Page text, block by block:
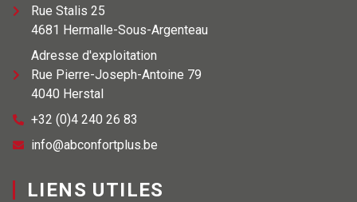
Rue Stalis 25
4681 Hermalle-Sous-Argenteau
Adresse d'exploitation
Rue Pierre-Joseph-Antoine 79
4040 Herstal
+32 (0)4 240 26 83
info@abconfortplus.be
LIENS UTILES